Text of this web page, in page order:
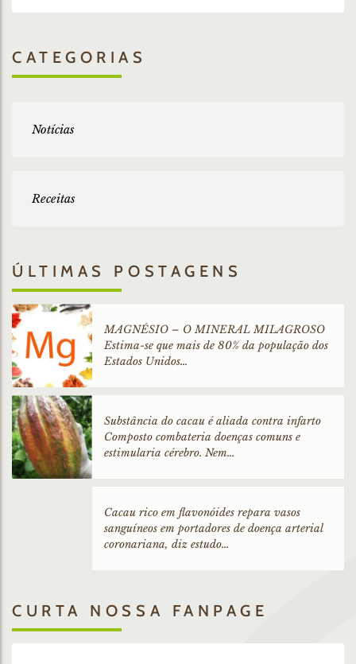
CATEGORIAS
Notícias
Receitas
ÚLTIMAS POSTAGENS
MAGNÉSIO – O MINERAL MILAGROSO
Estima-se que mais de 80% da população dos
Estados Unidos…
Substância do cacau é aliada contra infarto
Composto combateria doenças comuns e
estimularia cérebro. Nem…
Cacau rico em flavonóides repara vasos
sanguíneos em portadores de doença arterial
coronariana, diz estudo…
CURTA NOSSA FANPAGE